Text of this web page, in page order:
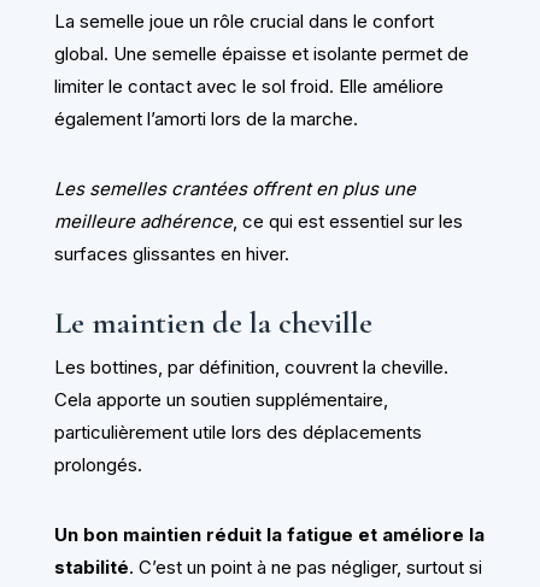
La semelle joue un rôle crucial dans le confort
global. Une semelle épaisse et isolante permet de
limiter le contact avec le sol froid. Elle améliore
également l’amorti lors de la marche.
Les semelles crantées offrent en plus une
meilleure adhérence, ce qui est essentiel sur les
surfaces glissantes en hiver.
Le maintien de la cheville
Les bottines, par définition, couvrent la cheville.
Cela apporte un soutien supplémentaire,
particulièrement utile lors des déplacements
prolongés.
Un bon maintien réduit la fatigue et améliore la
stabilité. C’est un point à ne pas négliger, surtout si